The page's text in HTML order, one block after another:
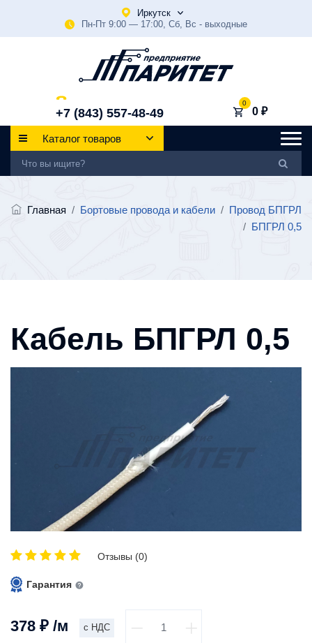
Иркутск
Пн-Пт 9:00 — 17:00, Сб, Вс - выходные
+7 (843) 557-48-49
0
0 ₽
Каталог товаров
Главная / Бортовые провода и кабели / Провод БПГРЛ
/ БПГРЛ 0,5
Кабель БПГРЛ 0,5
Отзывы (0)
Гарантия
378 ₽ /м с НДС